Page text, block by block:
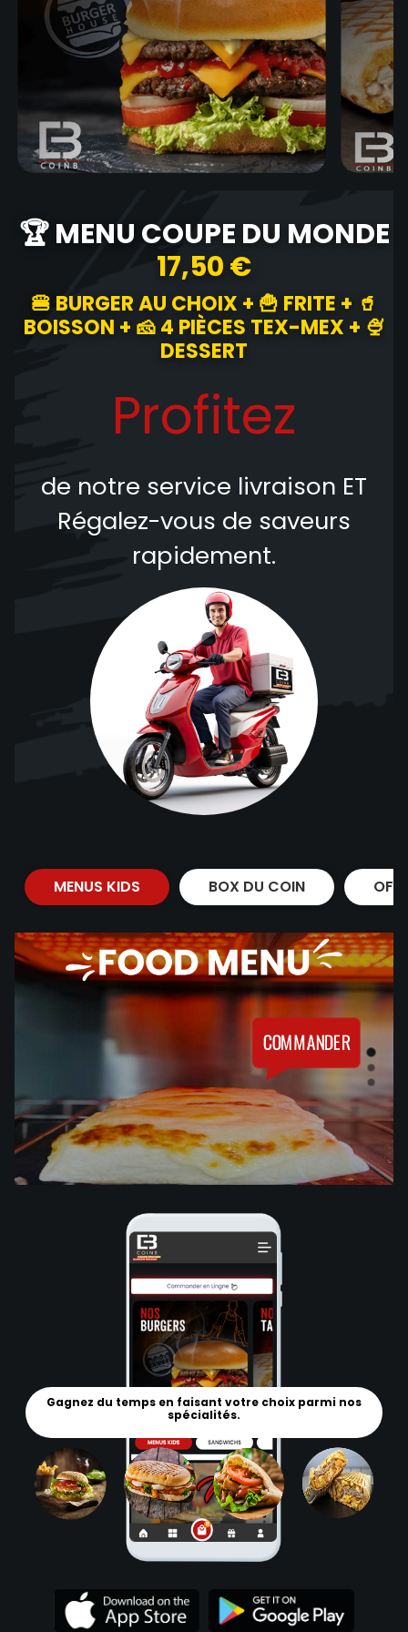
🏆 MENU COUPE DU MONDE
17,50 €
🍔 BURGER AU CHOIX + 🍟 FRITE + 🥤
BOISSON + 🧀 4 PIÈCES TEX-MEX + 🍨
DESSERT
Profitez
de notre service livraison ET
Régalez-vous de saveurs
rapidement.
MENUS KIDS BOX DU COIN
Gagnez du temps en faisant votre choix parmi nos
spécialités.